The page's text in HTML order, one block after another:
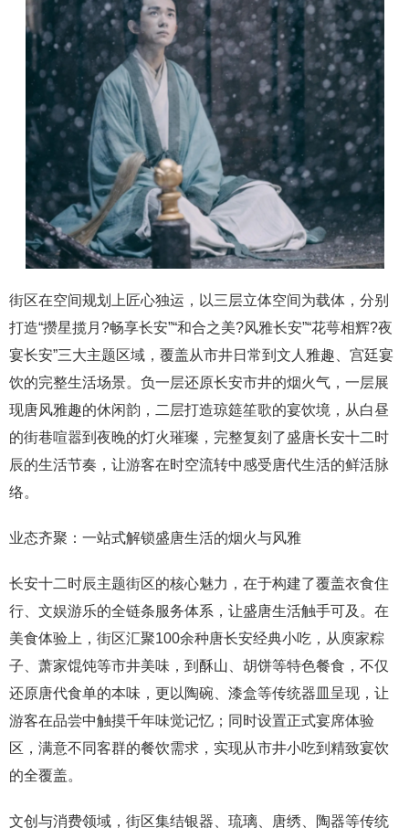
街区在空间规划上匠心独运，以三层立体空间为载体，分别
打造“攒星揽月?畅享长安”“和合之美?风雅长安”“花萼相辉?夜
宴长安”三大主题区域，覆盖从市井日常到文人雅趣、宫廷宴
饮的完整生活场景。负一层还原长安市井的烟火气，一层展
现唐风雅趣的休闲韵，二层打造琼筵笙歌的宴饮境，从白昼
的街巷喧嚣到夜晚的灯火璀璨，完整复刻了盛唐长安十二时
辰的生活节奏，让游客在时空流转中感受唐代生活的鲜活脉
络。
业态齐聚：一站式解锁盛唐生活的烟火与风雅
长安十二时辰主题街区的核心魅力，在于构建了覆盖衣食住
行、文娱游乐的全链条服务体系，让盛唐生活触手可及。在
美食体验上，街区汇聚100余种唐长安经典小吃，从庾家粽
子、萧家馄饨等市井美味，到酥山、胡饼等特色餐食，不仅
还原唐代食单的本味，更以陶碗、漆盒等传统器皿呈现，让
游客在品尝中触摸千年味觉记忆；同时设置正式宴席体验
区，满意不同客群的餐饮需求，实现从市井小吃到精致宴饮
的全覆盖。
文创与消费领域，街区集结银器、琉璃、唐绣、陶器等传统